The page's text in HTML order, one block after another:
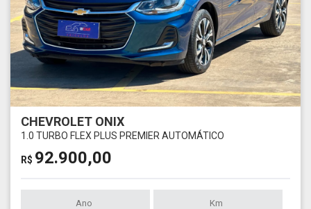
CHEVROLET ONIX
1.0 TURBO FLEX PLUS PREMIER AUTOMÁTICO
R$ 92.900,00
Ano Km